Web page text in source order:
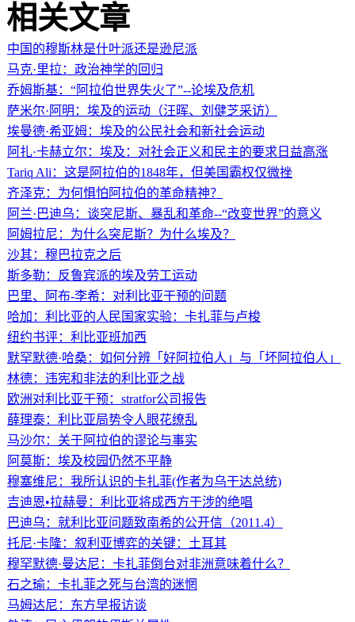
相关文章
中国的穆斯林是什叶派还是逊尼派
马克·里拉：政治神学的回归
乔姆斯基：“阿拉伯世界失火了”--论埃及危机
萨米尔·阿明：埃及的运动（汪晖、刘健芝采访）
埃曼德·希亚姆：埃及的公民社会和新社会运动
阿扎·卡赫立尔：埃及：对社会正义和民主的要求日益高涨
Tariq Ali：这是阿拉伯的1848年，但美国霸权仅微挫
齐泽克：为何惧怕阿拉伯的革命精神？
阿兰·巴迪乌：谈突尼斯、暴乱和革命--“改变世界”的意义
阿姆拉尼：为什么突尼斯？为什么埃及？
沙其：穆巴拉克之后
斯多勒：反鲁宾派的埃及劳工运动
巴里、阿布-李希：对利比亚干预的问题
哈加：利比亚的人民国家实验：卡扎菲与卢梭
纽约书评：利比亚班加西
默罕默德·哈桑：如何分辨「好阿拉伯人」与「坏阿拉伯人」
林德：违宪和非法的利比亚之战
欧洲对利比亚干预：stratfor公司报告
薛理泰：利比亚局势令人眼花缭乱
马沙尔：关于阿拉伯的谬论与事实
阿莫斯：埃及校园仍然不平静
穆塞维尼：我所认识的卡扎菲(作者为乌干达总统)
吉迪恩•拉赫曼：利比亚将成西方干涉的绝唱
巴迪乌：就利比亚问题致南希的公开信（2011.4）
托尼·卡隆：叙利亚博弈的关键：土耳其
穆罕默德·曼达尼：卡扎菲倒台对非洲意味着什么？
石之瑜：卡扎菲之死与台湾的迷惘
马姆达尼：东方早报访谈